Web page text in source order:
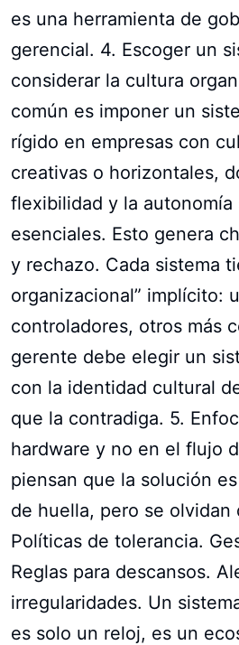
es una herramienta de
gerencial. 4. Escoger un
considerar la cultura
común es imponer un
rígido en empresas con
creativas o horizontales,
flexibilidad y la autonomía
esenciales. Esto genera
y rechazo. Cada sistema
organizacional” implícito:
controladores, otros más
gerente debe elegir un
con la identidad cultural
que la contradiga. 5.
hardware y no en el flujo
piensan que la solución
de huella, pero se olvidan
Políticas de tolerancia.
Reglas para descansos.
irregularidades. Un
es solo un reloj, es un